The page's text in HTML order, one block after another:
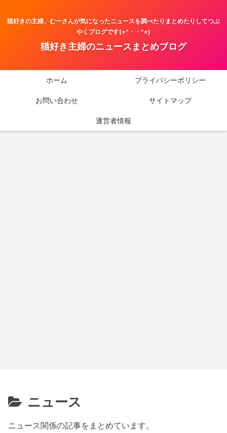
猫好きの主婦、むーさんが気になったニュースを調べたりまとめたりしてつぶ
やくブログです(=^・・^=)
猫好き主婦のニュースまとめブログ
ホーム プライバシーポリシー
お問い合わせ サイトマップ
運営者情報
ニュース
ニュース関係の記事をまとめています。